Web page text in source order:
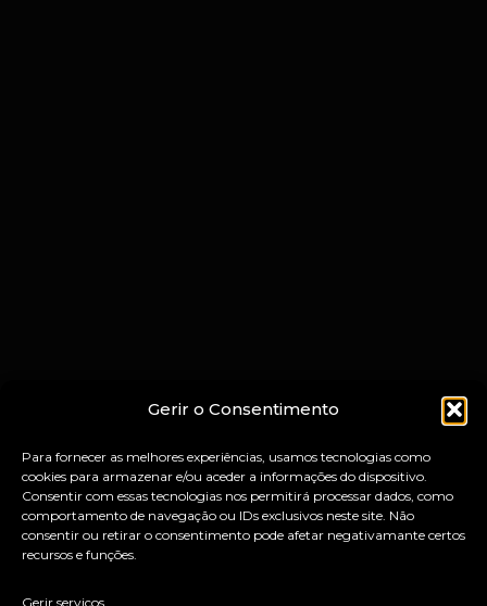
Gerir o Consentimento
Para fornecer as melhores experiências, usamos tecnologias como
cookies para armazenar e/ou aceder a informações do dispositivo.
Consentir com essas tecnologias nos permitirá processar dados, como
comportamento de navegação ou IDs exclusivos neste site. Não
consentir ou retirar o consentimento pode afetar negativamante certos
recursos e funções.
Gerir serviços